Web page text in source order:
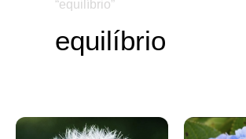
“equilíbrio”
equilíbrio